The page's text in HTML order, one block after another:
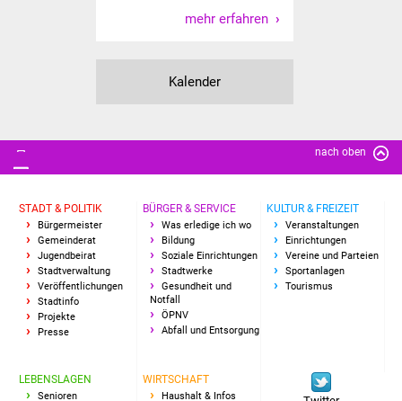
Vereine und Parteien
Erlebnisregion
Schwäbischer Albtrauf
mehr erfahren
Kalender
nach oben
STADT & POLITIK
Bürgermeister
Gemeinderat
Jugendbeirat
Stadtverwaltung
Veröffentlichungen
Stadtinfo
Projekte
Presse
BÜRGER & SERVICE
Was erledige ich wo
Bildung
Soziale Einrichtungen
Stadtwerke
Gesundheit und
Notfall
ÖPNV
Abfall und Entsorgung
KULTUR & FREIZEIT
Veranstaltungen
Einrichtungen
Vereine und Parteien
Sportanlagen
Tourismus
LEBENSLAGEN
Senioren
WIRTSCHAFT
Haushalt & Infos